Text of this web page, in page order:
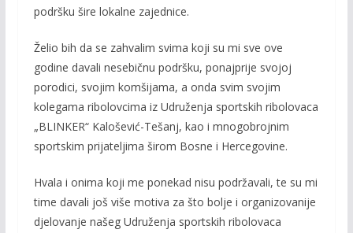
podršku šire lokalne zajednice.
Želio bih da se zahvalim svima koji su mi sve ove
godine davali nesebičnu podršku, ponajprije svojoj
porodici, svojim komšijama, a onda svim svojim
kolegama ribolovcima iz Udruženja sportskih ribolovaca
„BLINKER“ Kalošević-Tešanj, kao i mnogobrojnim
sportskim prijateljima širom Bosne i Hercegovine.
Hvala i onima koji me ponekad nisu podržavali, te su mi
time davali još više motiva za što bolje i organizovanije
djelovanje našeg Udruženja sportskih ribolovaca